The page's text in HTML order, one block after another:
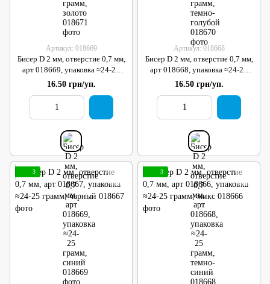
Артикул: 018669
Бисер D 2 мм, отверстие 0,7 мм,
арт 018669, упаковка ≈24-25
грамм, синий
16.50 грн/уп.
Артикул: 018668
Бисер D 2 мм, отверстие 0,7 мм,
арт 018668, упаковка ≈24-25
грамм, темно-синий
16.50 грн/уп.
3 3